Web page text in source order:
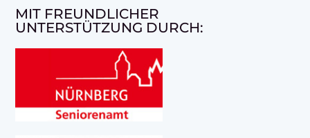
MIT FREUNDLICHER
UNTERSTÜTZUNG DURCH: